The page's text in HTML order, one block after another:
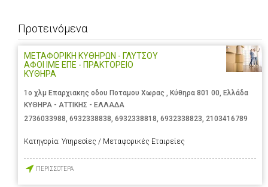
Προτεινόμενα
ΜΕΤΑΦΟΡΙΚΗ ΚΥΘΗΡΩΝ - ΓΛΥΤΣΟΥ
ΑΦΟΙ ΙΜΕ ΕΠΕ - ΠΡΑΚΤΟΡΕΙΟ
ΚΥΘΗΡΑ
1ο χλμ Επαρχιακης οδου Ποταμου Χωρας , Κύθηρα 801 00, Ελλάδα
ΚΥΘΗΡΑ - ΑΤΤΙΚΗΣ - ΕΛΛΑΔΑ
2736033988, 6932338838, 6932338818, 6932338823, 2103416789
Κατηγορία: Υπηρεσίες / Μεταφορικές Εταιρείες
ΠΕΡΙΣΣΟΤΕΡΑ